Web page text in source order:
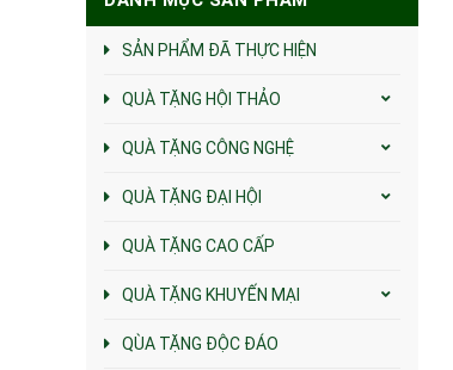
SẢN PHẨM ĐÃ THỰC HIỆN
QUÀ TẶNG HỘI THẢO
QUÀ TẶNG CÔNG NGHỆ
QUÀ TẶNG ĐẠI HỘI
QUÀ TẶNG CAO CẤP
QUÀ TẶNG KHUYẾN MẠI
QÙA TẶNG ĐỘC ĐÁO